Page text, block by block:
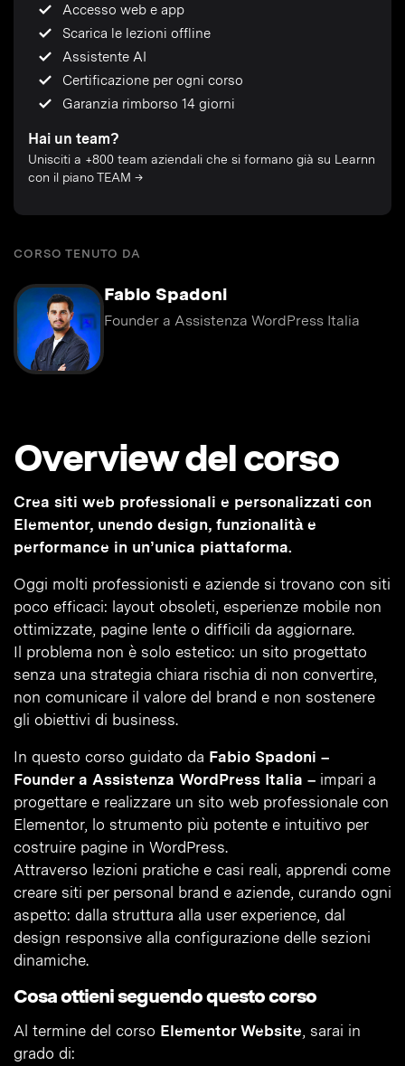
Accesso web e app
Scarica le lezioni offline
Assistente AI
Certificazione per ogni corso
Garanzia rimborso 14 giorni
Hai un team?
Unisciti a +800 team aziendali che si formano già su Learnn
con il piano TEAM →
CORSO TENUTO DA
Fabio Spadoni
Founder a Assistenza WordPress Italia
Overview del corso
Crea siti web professionali e personalizzati con
Elementor, unendo design, funzionalità e
performance in un’unica piattaforma.
Oggi molti professionisti e aziende si trovano con siti
poco efficaci: layout obsoleti, esperienze mobile non
ottimizzate, pagine lente o difficili da aggiornare.
Il problema non è solo estetico: un sito progettato
senza una strategia chiara rischia di non convertire,
non comunicare il valore del brand e non sostenere
gli obiettivi di business.
In questo corso guidato da Fabio Spadoni –
Founder a Assistenza WordPress Italia – impari a
progettare e realizzare un sito web professionale con
Elementor, lo strumento più potente e intuitivo per
costruire pagine in WordPress.
Attraverso lezioni pratiche e casi reali, apprendi come
creare siti per personal brand e aziende, curando ogni
aspetto: dalla struttura alla user experience, dal
design responsive alla configurazione delle sezioni
dinamiche.
Cosa ottieni seguendo questo corso
Al termine del corso Elementor Website, sarai in
grado di: